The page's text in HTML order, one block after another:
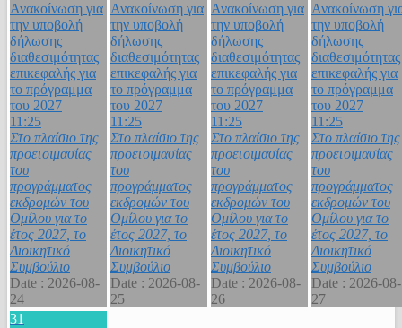
Ανακοίνωση για
την υποβολή
δήλωσης
διαθεσιμότητας
επικεφαλής για
το πρόγραμμα
του 2027
11:25
Στο πλαίσιο της
προετοιμασίας
του
προγράμματος
εκδρομών του
Ομίλου για το
έτος 2027, το
Διοικητικό
Συμβούλιο
Date : 2026-08-
24
Ανακοίνωση για
την υποβολή
δήλωσης
διαθεσιμότητας
επικεφαλής για
το πρόγραμμα
του 2027
11:25
Στο πλαίσιο της
προετοιμασίας
του
προγράμματος
εκδρομών του
Ομίλου για το
έτος 2027, το
Διοικητικό
Συμβούλιο
Date : 2026-08-
25
Ανακοίνωση για
την υποβολή
δήλωσης
διαθεσιμότητας
επικεφαλής για
το πρόγραμμα
του 2027
11:25
Στο πλαίσιο της
προετοιμασίας
του
προγράμματος
εκδρομών του
Ομίλου για το
έτος 2027, το
Διοικητικό
Συμβούλιο
Date : 2026-08-
26
Ανακοίνωση
την υποβολή
δήλωσης
διαθεσιμότητας
επικεφαλής για
το πρόγραμμα
του 2027
11:25
Στο πλαίσιο της
προετοιμασίας
του
προγράμματος
εκδρομών του
Ομίλου για το
έτος 2027, το
Διοικητικό
Συμβούλιο
Date : 2026-08-
27
31